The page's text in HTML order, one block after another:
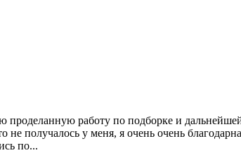
проделанную работу по подборке и
не получалось у меня, я очень очень
по...